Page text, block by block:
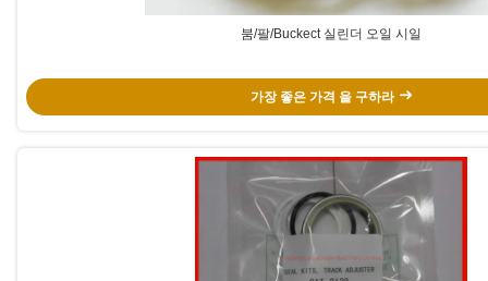
붐/팔/Buckect 실린더 오일 시일
가장 좋은 가격 을 구하라